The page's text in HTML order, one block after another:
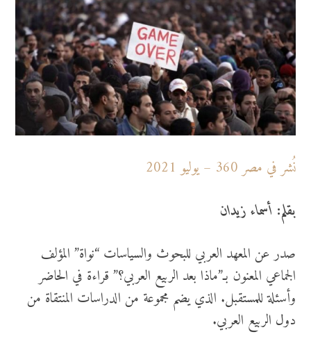
نُشر في مصر 360 – يوليو 2021
بقلم: أسماء زيدان
صدر عن المعهد العربي للبحوث والسياسات “نواة” المؤلف
الجماعي المعنون بـ”ماذا بعد الربيع العربي؟” قراءة في الحاضر
وأسئلة للمستقبل. الذي يضم مجموعة من الدراسات المنتقاة من
دول الربيع العربي.